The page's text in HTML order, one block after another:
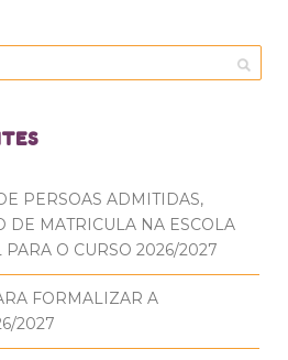
PERSOAS ADMITIDAS,
DE MATRICULA NA ESCOLA
O CURSO 2026/2027
FORMALIZAR A
2027